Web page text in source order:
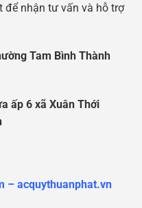
để nhận tư vấn và hỗ trợ
ường Tam Bình Thành
a ấp 6 xã Xuân Thới
– acquythuanphat.vn